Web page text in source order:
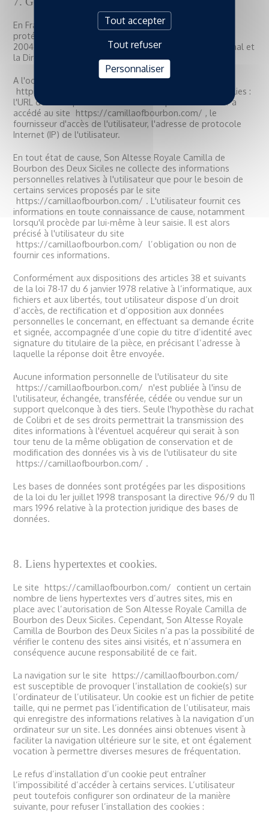
En France, les données personnelles sont notamment
protégées par la loi n° 78-87 du 6 janvier 1978, la loi n°
2004-801 du 6 août 2004, l'article L. 226-13 du Code pénal et
la Directive Européenne du 24 octobre 1995.
A l'occasion de l'utilisation du site
https://camillaofbourbon.com/
, peuvent êtres recueillies :
l'URL des liens par l'intermédiaire desquels l'utilisateur a
accédé au site
https://camillaofbourbon.com/ , le
fournisseur d'accès de l'utilisateur, l'adresse de protocole
Internet (IP) de l'utilisateur.
En tout état de cause, Son Altesse Royale Camilla de
Bourbon des Deux Siciles ne collecte des informations
personnelles relatives à l'utilisateur que pour le besoin de
certains services proposés par le site
https://camillaofbourbon.com/ . L'utilisateur fournit ces
informations en toute connaissance de cause, notamment
lorsqu'il procède par lui-même à leur saisie. Il est alors
précisé à l'utilisateur du site
https://camillaofbourbon.com/
l’obligation ou non de
fournir ces informations.
Conformément aux dispositions des articles 38 et suivants
de la loi 78-17 du 6 janvier 1978 relative à l’informatique, aux
fichiers et aux libertés, tout utilisateur dispose d’un droit
d’accès, de rectification et d’opposition aux données
personnelles le concernant, en effectuant sa demande écrite
et signée, accompagnée d’une copie du titre d’identité avec
signature du titulaire de la pièce, en précisant l’adresse à
laquelle la réponse doit être envoyée.
Aucune information personnelle de l'utilisateur du site
https://camillaofbourbon.com/
n'est publiée à l'insu de
l'utilisateur, échangée, transférée, cédée ou vendue sur un
support quelconque à des tiers. Seule l'hypothèse du rachat
de Colibri et de ses droits permettrait la transmission des
dites informations à l'éventuel acquéreur qui serait à son
tour tenu de la même obligation de conservation et de
modification des données vis à vis de l'utilisateur du site
https://camillaofbourbon.com/ .
Les bases de données sont protégées par les dispositions
de la loi du 1er juillet 1998 transposant la directive 96/9 du 11
mars 1996 relative à la protection juridique des bases de
données.
8. Liens hypertextes et cookies.
Le site https://camillaofbourbon.com/
contient un certain
nombre de liens hypertextes vers d’autres sites, mis en
place avec l’autorisation de Son Altesse Royale Camilla de
Bourbon des Deux Siciles. Cependant, Son Altesse Royale
Camilla de Bourbon des Deux Siciles n’a pas la possibilité de
vérifier le contenu des sites ainsi visités, et n’assumera en
conséquence aucune responsabilité de ce fait.
La navigation sur le site
https://camillaofbourbon.com/
est susceptible de provoquer l’installation de cookie(s) sur
l’ordinateur de l’utilisateur. Un cookie est un fichier de petite
taille, qui ne permet pas l’identification de l’utilisateur, mais
qui enregistre des informations relatives à la navigation d’un
ordinateur sur un site. Les données ainsi obtenues visent à
faciliter la navigation ultérieure sur le site, et ont également
vocation à permettre diverses mesures de fréquentation.
Le refus d’installation d’un cookie peut entraîner
l’impossibilité d’accéder à certains services. L’utilisateur
peut toutefois configurer son ordinateur de la manière
suivante, pour refuser l’installation des cookies :
Tout accepter
Tout refuser
Personnaliser